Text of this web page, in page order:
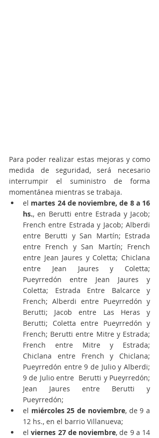
Para poder realizar estas mejoras y como
medida de seguridad, será necesario
interrumpir el suministro de forma
momentánea mientras se trabaja.
el martes 24 de noviembre, de 8 a 16
hs., en Berutti entre Estrada y Jacob;
French entre Estrada y Jacob; Alberdi
entre Berutti y San Martín; Estrada
entre French y San Martín; French
entre Jean Jaures y Coletta; Chiclana
entre Jean Jaures y Coletta;
Pueyrredón entre Jean Jaures y
Coletta; Estrada Entre Balcarce y
French; Alberdi entre Pueyrredón y
Berutti; Jacob entre Las Heras y
Berutti; Coletta entre Pueyrredón y
French; Berutti entre Mitre y Estrada;
French entre Mitre y Estrada;
Chiclana entre French y Chiclana;
Pueyrredón entre 9 de Julio y Alberdi;
9 de Julio entre  Berutti y Pueyrredón;
Jean Jaures entre Berutti y
Pueyrredón;
el miércoles 25 de noviembre, de 9 a
12 hs., en el barrio Villanueva;
el viernes 27 de noviembre, de 9 a 14